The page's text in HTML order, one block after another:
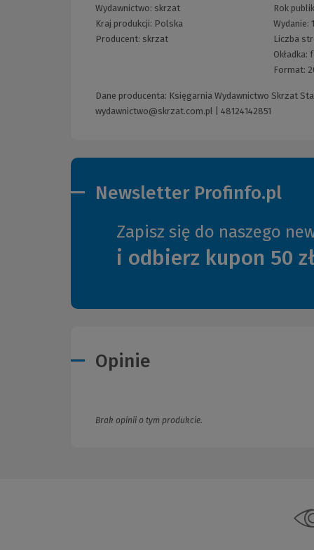
Wydawnictwo: skrzat
Kraj produkcji: Polska
Producent: skrzat
Rok
Wydanie:
Liczba
Okładka:
Format:
Dane producenta: Księgarnia Wydawnictwo Skrzat
wydawnictwo@skrzat.com.pl
48124142851
Newsletter Profinfo.pl
Zapisz się do naszego
i odbierz kupon 50
Opinie
Brak opinii o tym produkcie.